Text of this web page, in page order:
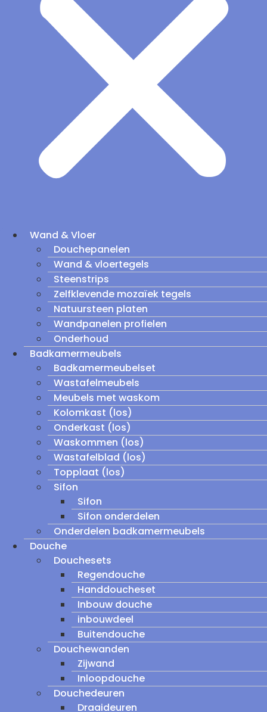
Wand & Vloer
Douchepanelen
Wand & vloertegels
Steenstrips
Zelfklevende mozaïek tegels
Natuursteen platen
Wandpanelen profielen
Onderhoud
Badkamermeubels
Badkamermeubelset
Wastafelmeubels
Meubels met waskom
Kolomkast (los)
Onderkast (los)
Waskommen (los)
Wastafelblad (los)
Topplaat (los)
Sifon
Sifon
Sifon onderdelen
Onderdelen badkamermeubels
Douche
Douchesets
Regendouche
Handdoucheset
Inbouw douche
inbouwdeel
Buitendouche
Douchewanden
Zijwand
Inloopdouche
Douchedeuren
Draaideuren